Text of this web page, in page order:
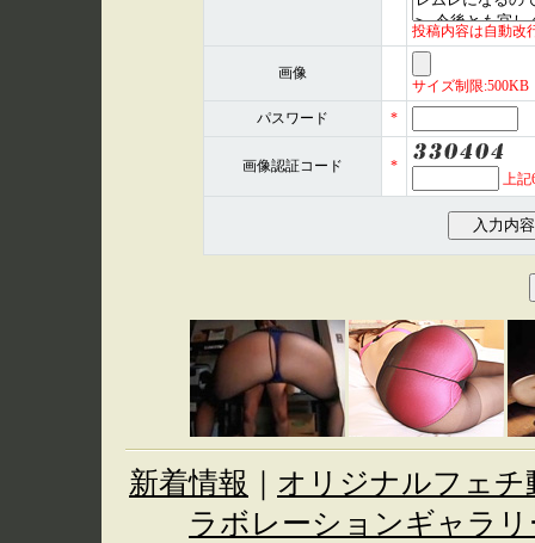
投稿内容は自動改
画像
サイズ制限
パスワード *
画像認証コード
*
上
新着情報
オリジナルフェチ
ラボレーションギャラリ